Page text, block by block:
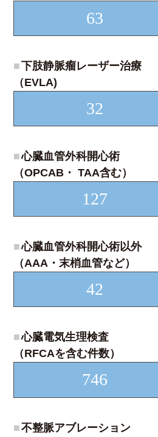
63
■下肢静脈瘤レーザー治療
（EVLA)
32
■心臓血管外科開心術
（OPCAB・ TAA含む）
127
■心臓血管外科開心術以外
（AAA・末梢血管など）
42
■心臓電気生理検査
（RFCAを含む件数）
746
■不整脈アブレーション